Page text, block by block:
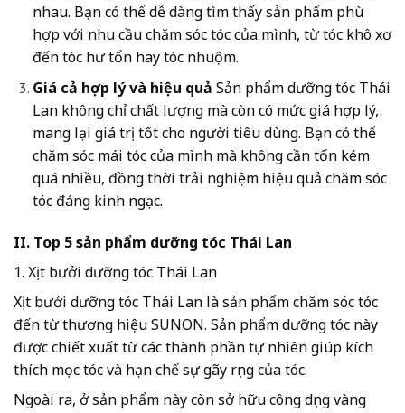
nhau. Bạn có thể dễ dàng tìm thấy sản phẩm phù
hợp với nhu cầu chăm sóc tóc của mình, từ tóc khô xơ
đến tóc hư tổn hay tóc nhuộm.
Giá cả hợp lý và hiệu quả Sản phẩm dưỡng tóc Thái
Lan không chỉ chất lượng mà còn có mức giá hợp lý,
mang lại giá trị tốt cho người tiêu dùng. Bạn có thể
chăm sóc mái tóc của mình mà không cần tốn kém
quá nhiều, đồng thời trải nghiệm hiệu quả chăm sóc
tóc đáng kinh ngạc.
II. Top 5 sản phẩm dưỡng tóc Thái Lan
1. Xịt bưởi dưỡng tóc Thái Lan
Xịt bưởi dưỡng tóc Thái Lan là sản phẩm chăm sóc tóc
đến từ thương hiệu SUNON. Sản phẩm dưỡng tóc này
được chiết xuất từ các thành phần tự nhiên giúp kích
thích mọc tóc và hạn chế sự gãy rụng của tóc.
Ngoài ra, ở sản phẩm này còn sở hữu công dụng vàng